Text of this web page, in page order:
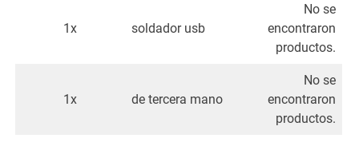
1x soldador usb
No se
encontraron
productos.
1x de tercera mano
No se
encontraron
productos.